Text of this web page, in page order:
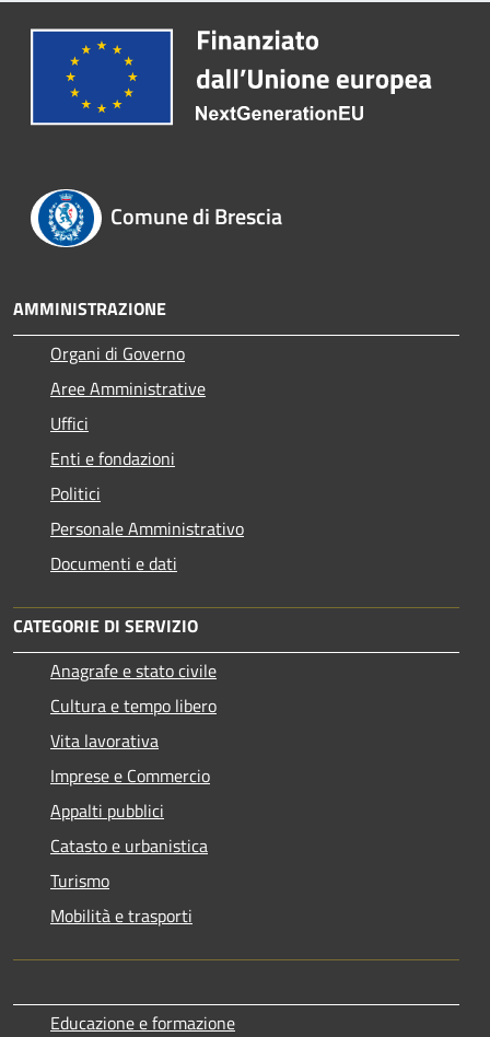
Comune di Brescia
AMMINISTRAZIONE
Organi di Governo
Aree Amministrative
Uffici
Enti e fondazioni
Politici
Personale Amministrativo
Documenti e dati
CATEGORIE DI SERVIZIO
Anagrafe e stato civile
Cultura e tempo libero
Vita lavorativa
Imprese e Commercio
Appalti pubblici
Catasto e urbanistica
Turismo
Mobilità e trasporti
Educazione e formazione